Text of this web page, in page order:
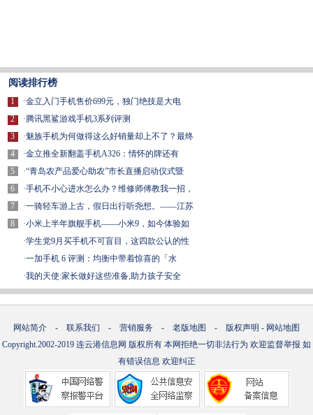
阅读排行榜
1
2
3
4
5
6
7
8
·金立入门手机售价699元，独门绝技是大电
·腾讯黑鲨游戏手机3系列评测
·魅族手机为何做得这么好销量却上不了？最终
·金立推全新翻盖手机A326：情怀的牌还有
·“青岛农产品爱心助农”市长直播启动仪式暨
·手机不小心进水怎么办？维修师傅教我一招，
·一骑轻车游上古，假日出行听尧想。——江苏
·小米上半年旗舰手机——小米9，如今体验如
·学生党9月买手机不可盲目，这四款公认的性
·一加手机 6 评测：均衡中带着惊喜的「水
·我的天使:家长做好这些准备,助力孩子安全
网站简介 - 联系我们 - 营销服务 - 老版地图 - 版权声明 - 网站地图
Copyright.2002-2019 连云港信息网 版权所有 本网拒绝一切非法行为 欢迎监督举报 如
有错误信息 欢迎纠正